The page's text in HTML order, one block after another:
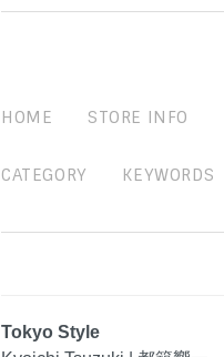
HOME STORE INFO
CATEGORY KEYWORDS
Tokyo Style